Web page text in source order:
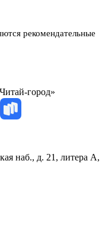
рекомендательные
город»
наб., д. 21, литера А,